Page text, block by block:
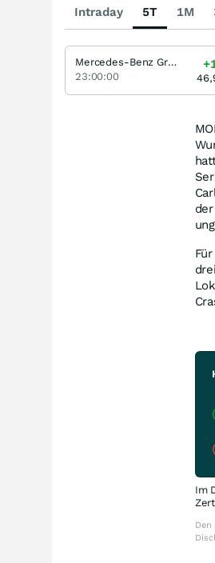
Im
Intraday 5T 1M
Mercedes-Benz Group
23:00:00